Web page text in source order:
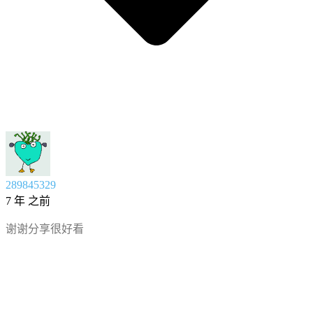
289845329
7 年 之前
谢谢分享很好看